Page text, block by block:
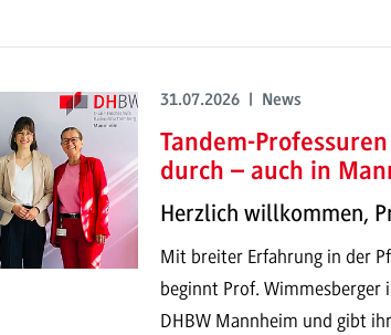
31.07.2026 | News
Tandem-
durch – auch in
Herzlich willkommen,
Mit breiter Erfahrung in der
beginnt Prof. Wimmesberger
DHBW Mannheim und gibt